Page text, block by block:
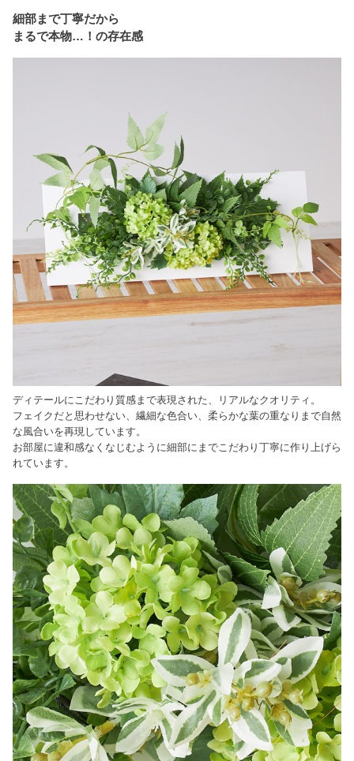
細部まで丁寧だから
まるで本物…！の存在感
ディテールにこだわり質感まで表現された、リアルなクオリティ。
フェイクだと思わせない、繊細な色合い、柔らかな葉の重なりまで自然
な風合いを再現しています。
お部屋に違和感なくなじむように細部にまでこだわり丁寧に作り上げら
れています。